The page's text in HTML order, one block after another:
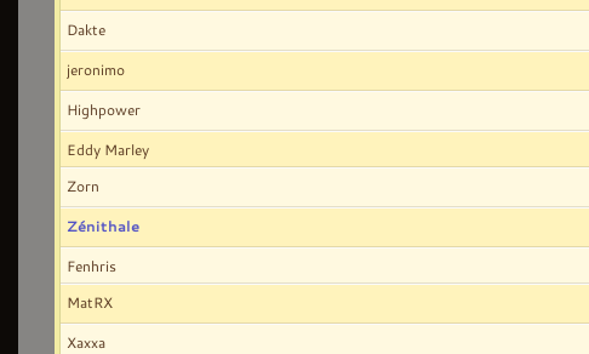
Dakte
jeronimo
Highpower
Eddy Marley
Zorn
Zénithale
Fenhris
MatRX
Xaxxa